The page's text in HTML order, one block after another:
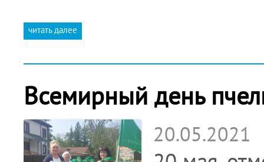
читать далее
Всемирный день
20.05.2021